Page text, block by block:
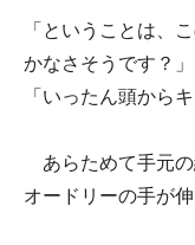
「ということは、
かなさそうです？」
「いったん頭から
あらためて手元
オードリーの手が伸